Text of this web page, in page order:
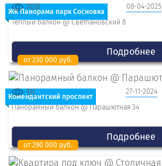
ЖК Панорама парк Сосновка
08-04-2025
708
Теплый балкон @ Светлановский 8
Подробнее
Комендантский проспект
от 230 000 руб.
27-11-2024
1K
Панорамный балкон @ Парашютная 34
Подробнее
от 290 000 руб.